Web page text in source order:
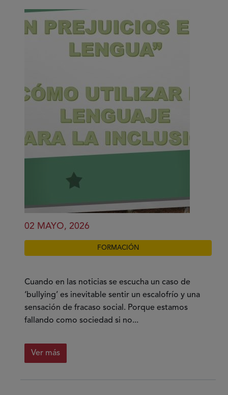
en
que
02 MAYO, 2026
FORMACIÓN
Cuando en las noticias se escucha un caso de
‘bullying’ es inevitable sentir un escalofrío y una
sensación de fracaso social. Porque estamos
fallando como sociedad si no...
Ver más
sobre